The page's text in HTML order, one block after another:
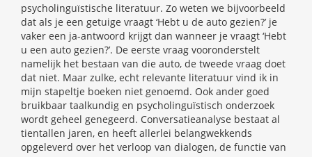
psycholinguïstische literatuur. Zo weten we bijvoorbeeld
dat als je een getuige vraagt ‘Hebt u de auto gezien?’ je
vaker een ja-antwoord krijgt dan wanneer je vraagt ‘Hebt
u een auto gezien?’. De eerste vraag vooronderstelt
namelijk het bestaan van die auto, de tweede vraag doet
dat niet. Maar zulke, echt relevante literatuur vind ik in
mijn stapeltje boeken niet genoemd. Ook ander goed
bruikbaar taalkundig en psycholinguïstisch onderzoek
wordt geheel genegeerd. Conversatieanalyse bestaat al
tientallen jaren, en heeft allerlei belangwekkends
opgeleverd over het verloop van dialogen, de functie van